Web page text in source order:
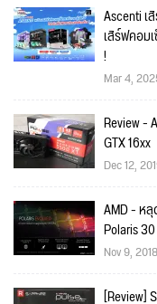
Ascenti เ
เสิร์ฟคอม
!
Mar 4,
Review -
GTX 16xx
Dec 12,
AMD - ห
Polaris
Nov 9, 2018
[Review]